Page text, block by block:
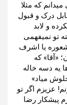
که مثلا
درک و قبول
و لابد
تو نمیفهمی
یا اشرف
«آقا» که
یه دسه خاله
میاد»
عزیزم اگر تو
پیشکار رضا